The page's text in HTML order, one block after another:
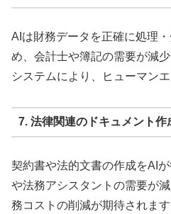
AIは財務データを正確に処理
め、会計士や簿記の需要が減
システムにより、ヒューマン
7. 法律関連のドキュメント作
契約書や法的文書の作成をAI
や法務アシスタントの需要が
務コストの削減が期待されます